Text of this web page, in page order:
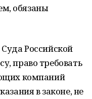
обязаны
Российской
право требовать
компаний
в законе, не